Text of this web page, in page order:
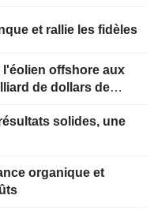
et rallie les fidèles
de dollars de